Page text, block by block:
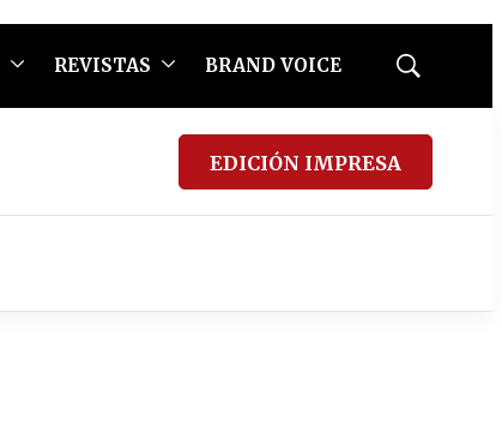
REVISTAS BRAND VOICE
Mostrar
EDICIÓN IMPRESA